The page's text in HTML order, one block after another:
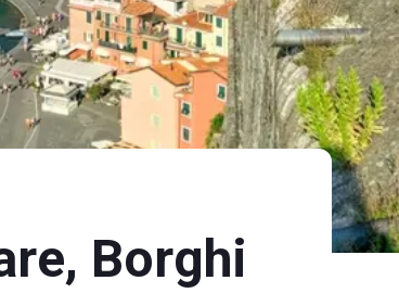
Borghi